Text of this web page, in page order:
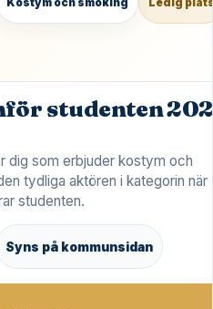
studenten
dig som erbjuder kostym och
tydliga aktören i kategorin när
studenten.
Syns på kommunsidan